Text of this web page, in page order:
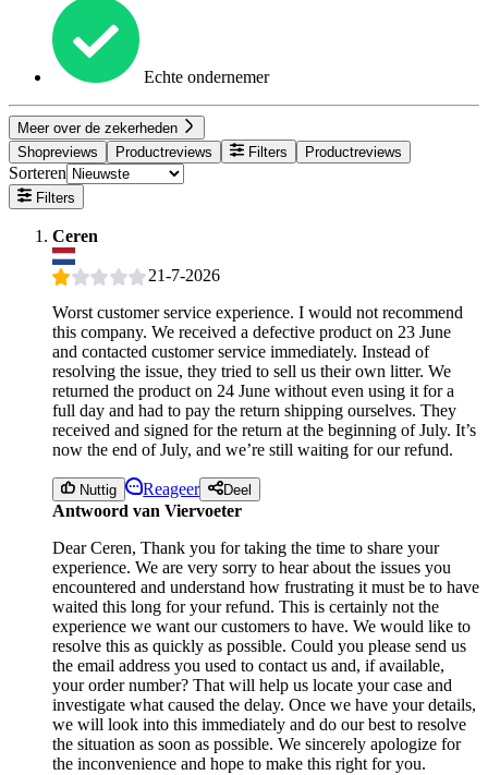
Echte ondernemer
Meer over de zekerheden
Shopreviews
Productreviews Filters Productreviews
Sorteren
Filters
Ceren
21-7-2026
Worst customer service experience. I would not recommend
this company. We received a defective product on 23 June
and contacted customer service immediately. Instead of
resolving the issue, they tried to sell us their own litter. We
returned the product on 24 June without even using it for a
full day and had to pay the return shipping ourselves. They
received and signed for the return at the beginning of July. It’s
now the end of July, and we’re still waiting for our refund.
Nuttig Reageer Deel
Antwoord van Viervoeter
Dear Ceren, Thank you for taking the time to share your
experience. We are very sorry to hear about the issues you
encountered and understand how frustrating it must be to have
waited this long for your refund. This is certainly not the
experience we want our customers to have. We would like to
resolve this as quickly as possible. Could you please send us
the email address you used to contact us and, if available,
your order number? That will help us locate your case and
investigate what caused the delay. Once we have your details,
we will look into this immediately and do our best to resolve
the situation as soon as possible. We sincerely apologize for
the inconvenience and hope to make this right for you.